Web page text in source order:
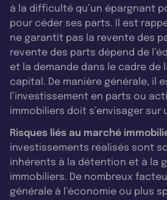
à la difficulté qu’un épargnant
pour céder ses parts. Il est
ne garantit pas la revente des
revente des parts dépend de
et la demande dans le cadre de
capital. De manière générale, il
l’investissement en parts ou
immobiliers doit s’envisager sur
Risques liés au marché
investissements réalisés sont
inhérents à la détention et à la
immobiliers. De nombreux
générale à l’économie ou plus